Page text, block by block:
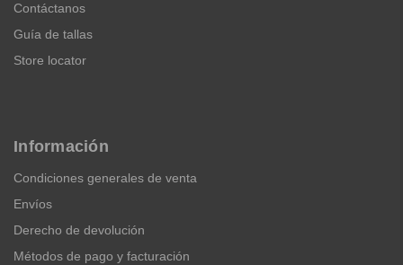
Contáctanos
Guía de tallas
Store locator
Información
Condiciones generales de venta
Envíos
Derecho de devolución
Métodos de pago y facturación